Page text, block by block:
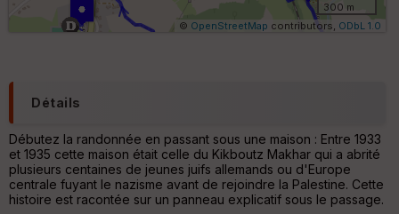
ri
q
v
er
tu
re
IG
300 m
© OpenStreetMap contributors, ODbL 1.0
Détails
Débutez la randonnée en passant sous une maison : Entre 1933
et 1935 cette maison était celle du Kikboutz Makhar qui a abrité
plusieurs centaines de jeunes juifs allemands ou d'Europe
centrale fuyant le nazisme avant de rejoindre la Palestine. Cette
histoire est racontée sur un panneau explicatif sous le passage.